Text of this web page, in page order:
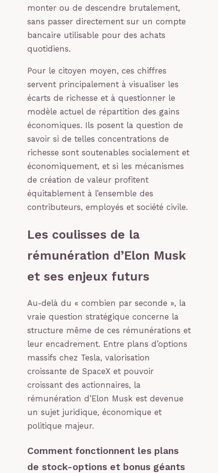
monter ou de descendre brutalement,
sans passer directement sur un compte
bancaire utilisable pour des achats
quotidiens.
Pour le citoyen moyen, ces chiffres
servent principalement à visualiser les
écarts de richesse et à questionner le
modèle actuel de répartition des gains
économiques. Ils posent la question de
savoir si de telles concentrations de
richesse sont soutenables socialement et
économiquement, et si les mécanismes
de création de valeur profitent
équitablement à l’ensemble des
contributeurs, employés et société civile.
Les coulisses de la
rémunération d’Elon Musk
et ses enjeux futurs
Au-delà du « combien par seconde », la
vraie question stratégique concerne la
structure même de ces rémunérations et
leur encadrement. Entre plans d’options
massifs chez Tesla, valorisation
croissante de SpaceX et pouvoir
croissant des actionnaires, la
rémunération d’Elon Musk est devenue
un sujet juridique, économique et
politique majeur.
Comment fonctionnent les plans
de stock-options et bonus géants